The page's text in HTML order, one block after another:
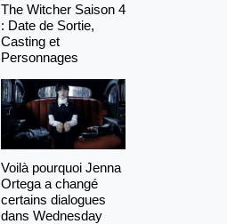
The Witcher Saison 4
: Date de Sortie,
Casting et
Personnages
Voilà pourquoi Jenna
Ortega a changé
certains dialogues
dans Wednesday